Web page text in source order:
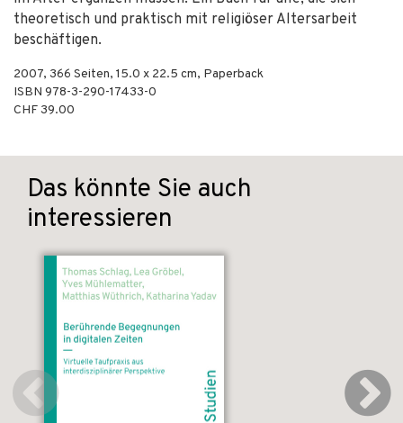
theoretisch und praktisch mit religiöser Altersarbeit
beschäftigen.
2007, 366 Seiten, 15.0 x 22.5 cm, Paperback
ISBN 978-3-290-17433-0
CHF 39.00
Das könnte Sie auch
interessieren